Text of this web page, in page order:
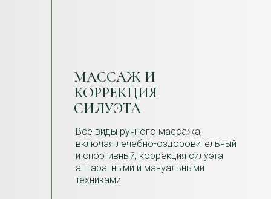
Все виды ручного массажа,
включая лечебно-оздоровительный
и спортивный, коррекция силуэта
аппаратными и мануальными
техниками
МАССАЖ И
КОРРЕКЦИЯ
СИЛУЭТА